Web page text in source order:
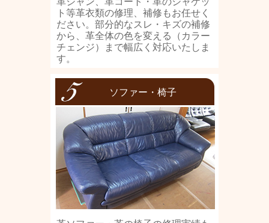
ト等革衣類の修理、補修もお任せく
ださい。部分的なスレ・キズの補修
から、革全体の色を変える（カラー
チェンジ）まで幅広く対応いたしま
す。
ソファー・椅子